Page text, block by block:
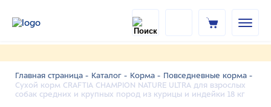
Главная страница - Каталог - Корма - Повседневные корма -
Сухой корм CRAFTIA CHAMPION NATURE ULTRA для взрослых
собак средних и крупных пород из курицы и индейки 18 кг